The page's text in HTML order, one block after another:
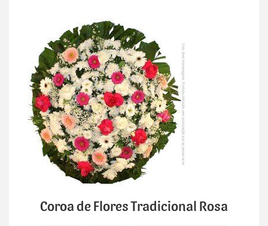
Coroa de Flores Tradicional Rosa